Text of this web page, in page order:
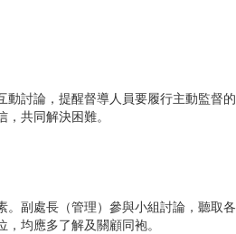
討論，提醒督導人員要履行主動監督的
共同解決困難。
副處長（管理）參與小組討論，聽取各
均應多了解及關顧同袍。